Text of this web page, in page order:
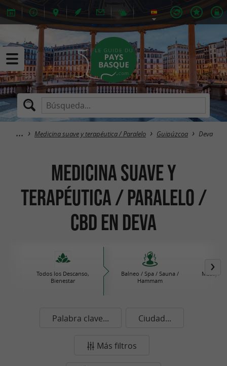
Medicina suave y terapéutica / Paralelo Guipúzcoa Deva
Medicina suave y
terapéutica / Paralelo /
CBD en Deva
Todos los Descanso,
Bienestar
Balneo / Spa / Sauna /
Hammam
Masajes
Palabra clave... Ciudad...
Más filtros